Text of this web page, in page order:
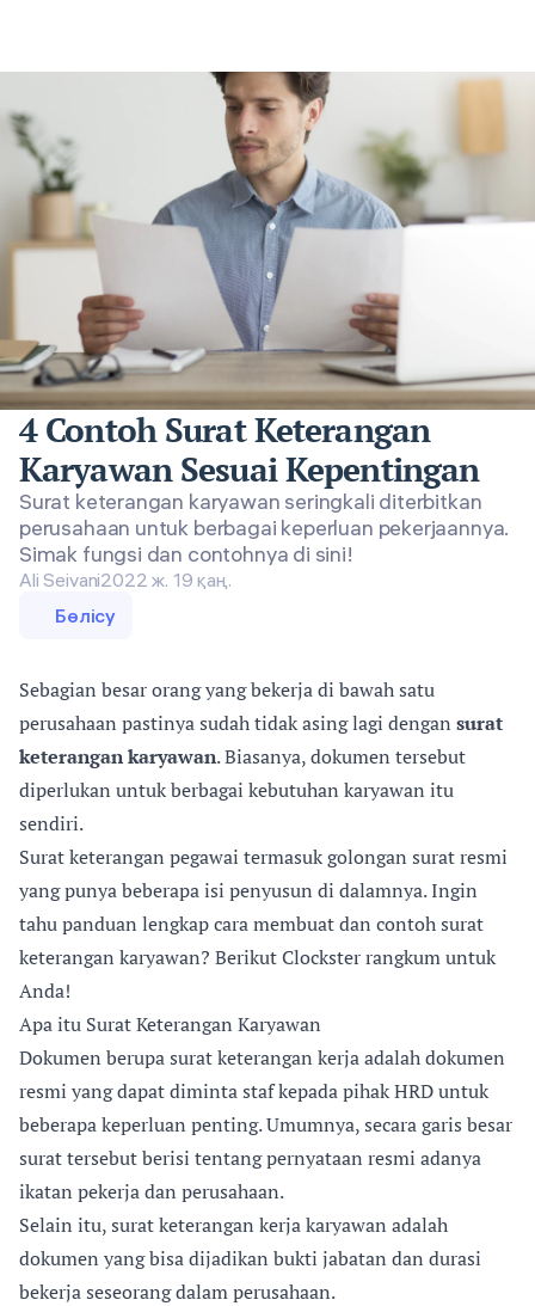
4 Contoh Surat Keterangan
Karyawan Sesuai Kepentingan
Surat keterangan karyawan seringkali diterbitkan
perusahaan untuk berbagai keperluan pekerjaannya.
Simak fungsi dan contohnya di sini!
Ali Seivani2022 ж. 19 қаң.
Бөлісу
Sebagian besar orang yang bekerja di bawah satu
perusahaan pastinya sudah tidak asing lagi dengan surat
keterangan karyawan. Biasanya, dokumen tersebut
diperlukan untuk berbagai kebutuhan karyawan itu
sendiri.
Surat keterangan pegawai termasuk golongan surat resmi
yang punya beberapa isi penyusun di dalamnya. Ingin
tahu panduan lengkap cara membuat dan contoh surat
keterangan karyawan? Berikut Clockster rangkum untuk
Anda!
Apa itu Surat Keterangan Karyawan
Dokumen berupa surat keterangan kerja adalah dokumen
resmi yang dapat diminta staf kepada pihak HRD untuk
beberapa keperluan penting. Umumnya, secara garis besar
surat tersebut berisi tentang pernyataan resmi adanya
ikatan pekerja dan perusahaan.
Selain itu, surat keterangan kerja karyawan adalah
dokumen yang bisa dijadikan bukti jabatan dan durasi
bekerja seseorang dalam perusahaan.